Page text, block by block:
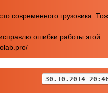
современного грузовика.
ошибки работы этой
30.10.2014